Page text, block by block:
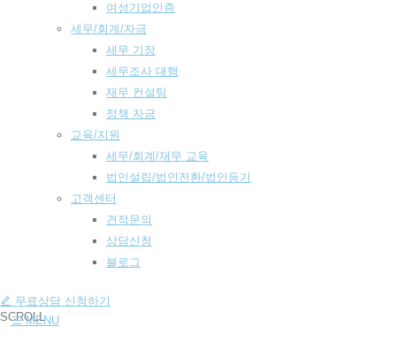
여성기업인증
세무/회계/자금
세무 기장
세무조사 대행
재무 컨설팅
정책 자금
교육/지원
세무/회계/재무 교육
법인설립/법인전환/법인등기
고객센터
견적문의
상담신청
블로그
무료상담 신청하기
MENU
고객센터
SCROLL